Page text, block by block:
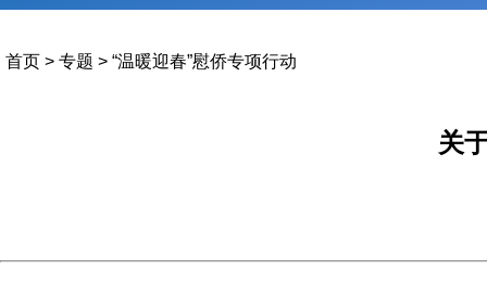
首页 > 专题 > “温暖迎春”慰侨专项行动
关